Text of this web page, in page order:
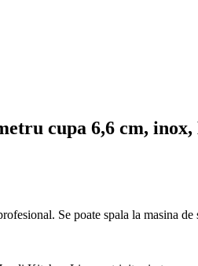
cupa 6,6 cm,
Se poate spala la masina de